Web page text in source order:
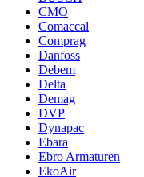
CMO
Comaccal
Comprag
Danfoss
Debem
Delta
Demag
DVP
Dynapac
Ebara
Ebro Armaturen
EkoAir